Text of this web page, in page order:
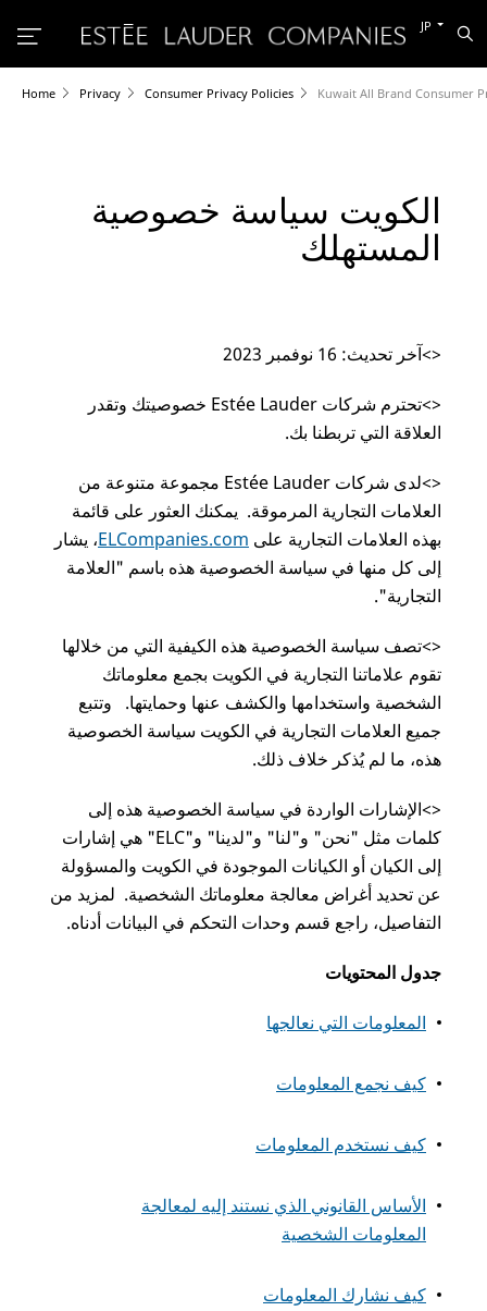
索
別
の
語
に
切
JP
Home Privacy Consumer Privacy Policies Kuwait All Brand Consumer
الكويت سياسة خصوصية
المستهلك
<>آخر تحديث: 16 نوفمبر 2023
<>تحترم شركات Estée Lauder خصوصيتك وتقدر
العلاقة التي تربطنا بك.
<>لدى شركات Estée Lauder مجموعة متنوعة من
العلامات التجارية المرموقة. يمكنك العثور على قائمة
بهذه العلامات التجارية على ELCompanies.com، يشار
إلى كل منها في سياسة الخصوصية هذه باسم "العلامة
التجارية".
<>تصف سياسة الخصوصية هذه الكيفية التي من خلالها
تقوم علاماتنا التجارية في الكويت بجمع معلوماتك
الشخصية واستخدامها والكشف عنها وحمايتها. وتتبع
جميع العلامات التجارية في الكويت سياسة الخصوصية
هذه، ما لم يُذكر خلاف ذلك.
<>الإشارات الواردة في سياسة الخصوصية هذه إلى
كلمات مثل "نحن" و"لنا" و"لدينا" و"ELC" هي إشارات
إلى الكيان أو الكيانات الموجودة في الكويت والمسؤولة
عن تحديد أغراض معالجة معلوماتك الشخصية. لمزيد من
التفاصيل، راجع قسم وحدات التحكم في البيانات أدناه.
جدول المحتويات
المعلومات التي نعالجها
كيف نجمع المعلومات
كيف نستخدم المعلومات
الأساس القانوني الذي نستند إليه لمعالجة
المعلومات الشخصية
كيف نشارك المعلومات